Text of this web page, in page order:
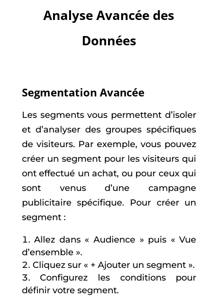
Analyse Avancée des
Données
Segmentation Avancée
Les segments vous permettent d’isoler
et d’analyser des groupes spécifiques
de visiteurs. Par exemple, vous pouvez
créer un segment pour les visiteurs qui
ont effectué un achat, ou pour ceux qui
sont venus d’une campagne
publicitaire spécifique. Pour créer un
segment :
Allez dans « Audience » puis « Vue
d’ensemble ».
Cliquez sur « + Ajouter un segment ».
Configurez les conditions pour
définir votre segment.